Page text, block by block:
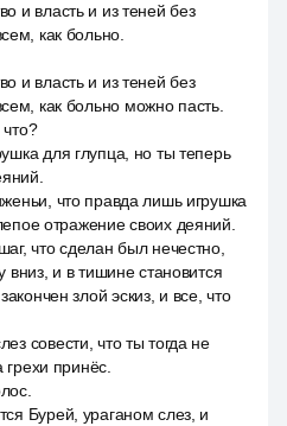
и власть и из теней без
как больно.
и власть и из теней без
как больно можно пасть.
для глупца, но ты теперь
что правда лишь игрушка
отражение своих деяний.
что сделан был нечестно,
вниз, и в тишине становится
злой эскиз, и все, что
совести, что ты тогда не
принёс.
Бурей, ураганом слез, и